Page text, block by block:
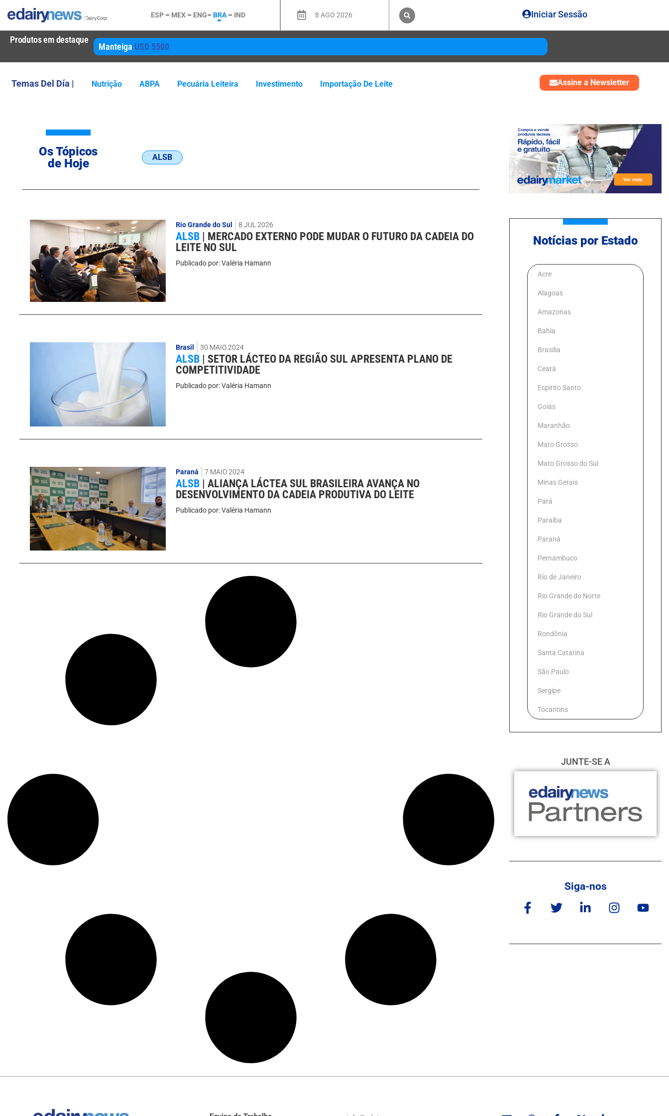
ESP – MEX – ENG–BRA – IND 8 AGO 2026 Iniciar Sessão
Produtos em destaque
Manteiga USD 5500
Temas Del Día | Nutrição ABPA Pecuária Leiteira Investimento Importação De Leite Assine a Newsletter
Os Tópicos
de Hoje
ALSB
Rio Grande do Sul 8 JUL 2026
ALSB | MERCADO EXTERNO PODE MUDAR O FUTURO DA CADEIA DO
LEITE NO SUL
Publicado por:Valéria Hamann
Brasil 30 MAIO 2024
ALSB | SETOR LÁCTEO DA REGIÃO SUL APRESENTA PLANO DE
COMPETITIVIDADE
Publicado por:Valéria Hamann
Paraná 7 MAIO 2024
ALSB | ALIANÇA LÁCTEA SUL BRASILEIRA AVANÇA NO
DESENVOLVIMENTO DA CADEIA PRODUTIVA DO LEITE
Publicado por:Valéria Hamann
Notícias por Estado
Acre
Alagoas
Amazonas
Bahia
Brasilia
Ceará
Espírito Santo
Goiás
Maranhão
Mato Grosso
Mato Grosso do Sul
Minas Gerais
Pará
Paraíba
Paraná
Pernambuco
Río de Janeiro
Rio Grande do Norte
Rio Grande do Sul
Rondônia
Santa Catarina
São Paulo
Sergipe
Tocantins
JUNTE-SE A
Siga-nos